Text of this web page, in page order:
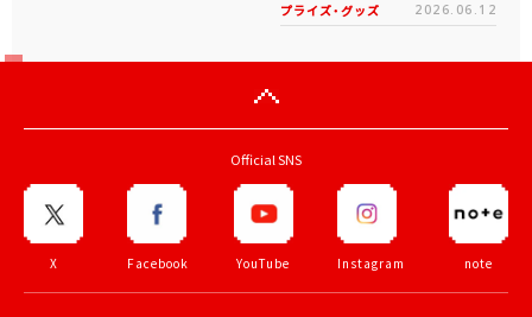
プライズ・グッズ 2026.06.12
Official SNS
X Facebook YouTube Instagram note